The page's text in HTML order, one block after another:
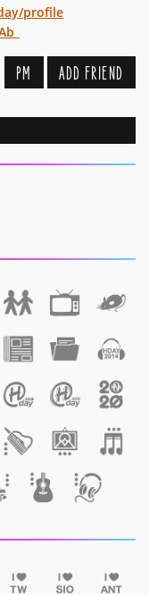
profile
PM ADD FRIEND